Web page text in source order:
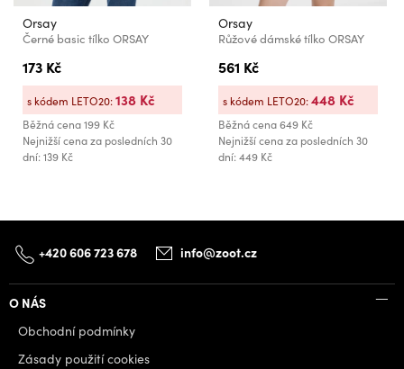
Orsay
Černé basic tílko ORSAY
173 Kč
Běžná cena199 Kč
Nejnižší cena za posledních 30
dní: 139 Kč
s kódem LETO20:138 Kč
Orsay
Růžové dámské tílko ORSAY
561 Kč
Běžná cena649 Kč
Nejnižší cena za posledních 30
dní: 449 Kč
s kódem LETO20:448 Kč
+420 606 723 678 info@zoot.cz
O NÁS
Obchodní podmínky
Zásady použití cookies